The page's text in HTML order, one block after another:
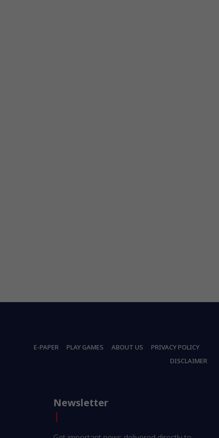
E-PAPER PLAY GAMES ABOUT US
PRIVACY POLICY
DISCLAIMER
Newsletter